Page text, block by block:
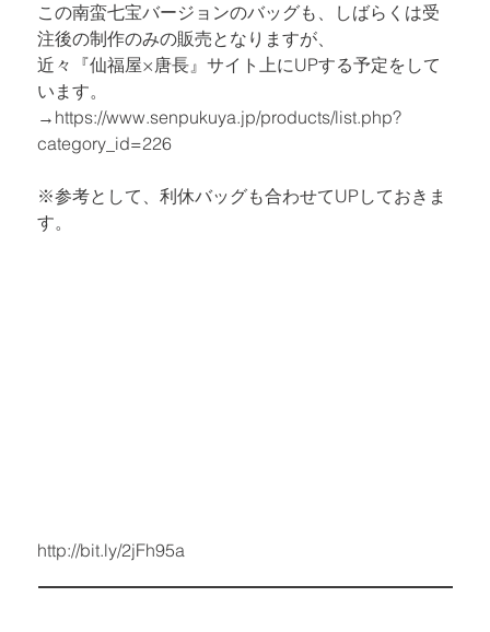
この南蛮七宝バージョンのバッグも、しばらくは受
注後の制作のみの販売となりますが、
近々『仙福屋×唐長』サイト上にUPする予定をして
います。
→ https://www.senpukuya.jp/products/list.php?
category_id=226
※参考として、利休バッグも合わせてUPしておきま
す。
http://bit.ly/2jFh95a